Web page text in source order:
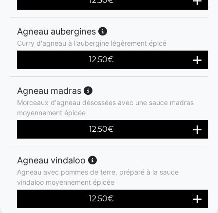
Agneau aubergines
Curry d'agneau à l'aubergine légèrement épicé
12.50€
Agneau madras
Morceaux d'agneau désossées avec une sauce madras
moyennement épicée
12.50€
Agneau vindaloo
Agneau avec pommes de terre, préparé à la sauce
vindaloo moyennement épicée
12.50€